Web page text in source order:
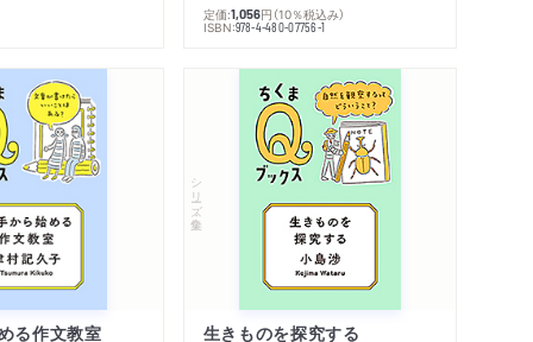
定価:1,056円 （10％税込み）
ISBN:978-4-480-07756-1
る作文教室
シリーズ・全集
生きものを探究する